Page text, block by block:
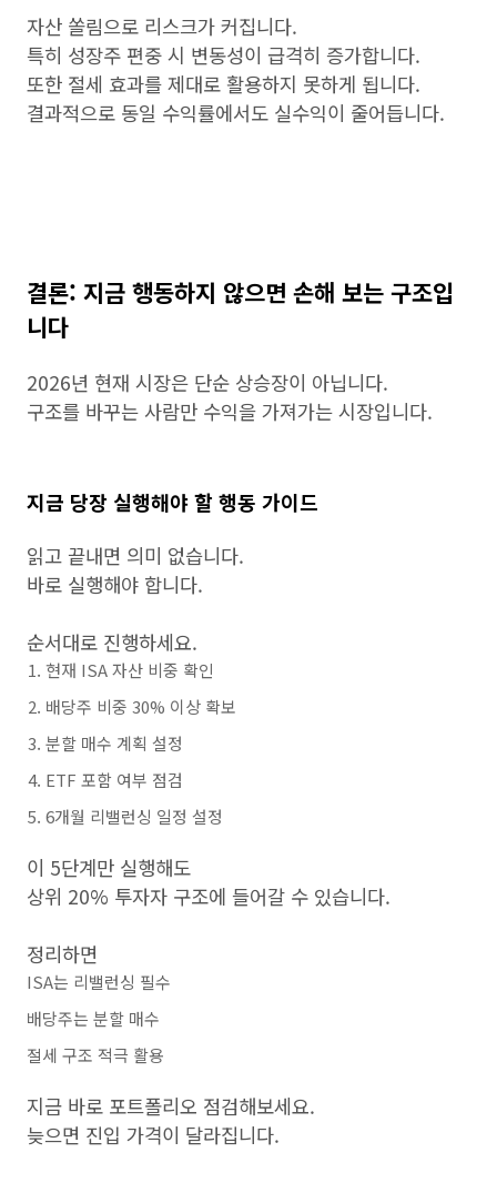
자산 쏠림으로 리스크가 커집니다.
특히 성장주 편중 시 변동성이 급격히 증가합니다.
또한 절세 효과를 제대로 활용하지 못하게 됩니다.
결과적으로 동일 수익률에서도 실수익이 줄어듭니다.
결론: 지금 행동하지 않으면 손해 보는 구조입
니다
2026년 현재 시장은 단순 상승장이 아닙니다.
구조를 바꾸는 사람만 수익을 가져가는 시장입니다.
지금 당장 실행해야 할 행동 가이드
읽고 끝내면 의미 없습니다.
바로 실행해야 합니다.
순서대로 진행하세요.
현재 ISA 자산 비중 확인
배당주 비중 30% 이상 확보
분할 매수 계획 설정
ETF 포함 여부 점검
6개월 리밸런싱 일정 설정
이 5단계만 실행해도
상위 20% 투자자 구조에 들어갈 수 있습니다.
정리하면
ISA는 리밸런싱 필수
배당주는 분할 매수
절세 구조 적극 활용
지금 바로 포트폴리오 점검해보세요.
늦으면 진입 가격이 달라집니다.